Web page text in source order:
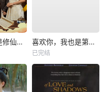
天降太奶奶是修仙老祖 喜欢你，我也是第一部
已完结